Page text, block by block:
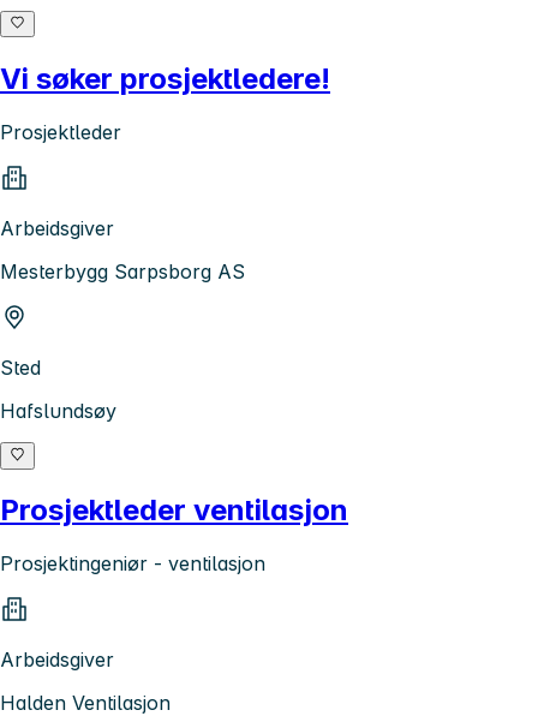
Vi søker prosjektledere!
Prosjektleder
Arbeidsgiver
Mesterbygg Sarpsborg AS
Sted
Hafslundsøy
Prosjektleder ventilasjon
Prosjektingeniør - ventilasjon
Arbeidsgiver
Halden Ventilasjon